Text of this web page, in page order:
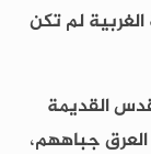
الغربية لم تكن
القديمة
جباههم،